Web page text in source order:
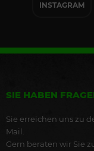
INSTAGRAM
SIE HABEN
Sie erreichen uns zu
Mail.
Gern beraten wir Sie